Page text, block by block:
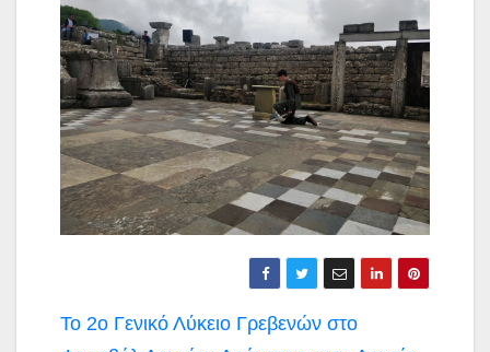
Πλοήγηση
Το 2ο Γενικό Λύκειο Γρεβενών στο